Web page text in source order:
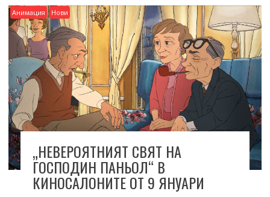
Анимация Нови
„НЕВЕРОЯТНИЯТ СВЯТ НА
ГОСПОДИН ПАНЬОЛ“ В
КИНОСАЛОНИТЕ ОТ 9 ЯНУАРИ